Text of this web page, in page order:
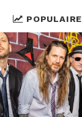
POPULAIRE